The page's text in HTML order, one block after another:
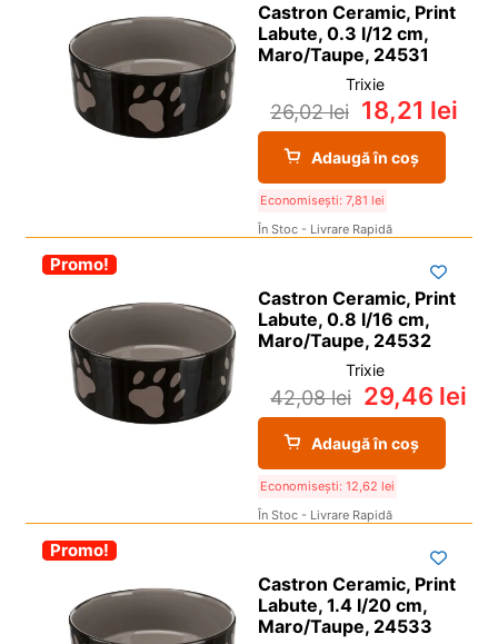
Castron Ceramic, Print
Labute, 0.3 l/12 cm,
Maro/Taupe, 24531
Trixie
26,02lei 18,21 lei
Adaugă în coș
Economisești: 7,81 lei
În Stoc - Livrare Rapidă
-30%
Promo!
Castron Ceramic, Print
Labute, 0.8 l/16 cm,
Maro/Taupe, 24532
Trixie
42,08lei 29,46 lei
Adaugă în coș
Economisești: 12,62 lei
În Stoc - Livrare Rapidă
-30%
Promo!
Castron Ceramic, Print
Labute, 1.4 l/20 cm,
Maro/Taupe, 24533